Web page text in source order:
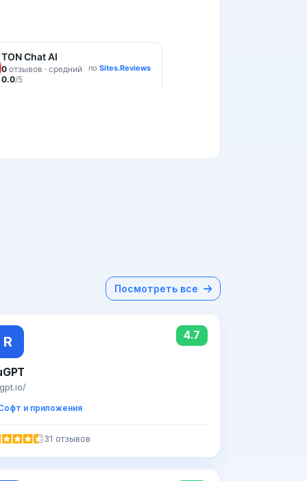
Посмотреть все
R 4.7
и приложения
31 отзывов